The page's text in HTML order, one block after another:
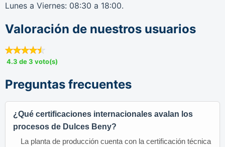
Lunes a Viernes: 08:30 a 18:00.
Valoración de nuestros usuarios
4.3 de 3 voto(s)
Preguntas frecuentes
¿Qué certificaciones internacionales avalan los
procesos de Dulces Beny?
La planta de producción cuenta con la certificación técnica